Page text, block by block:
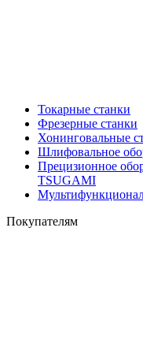
Токарные станки
Фрезерные станки
Хонинговальные
Шлифовальное
Прецизионное
TSUGAMI
Покупателям